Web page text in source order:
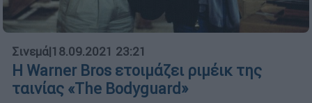
Σινεμά|18.09.2021 23:21
Η Warner Bros ετοιμάζει ριμέικ της
ταινίας «The Bodyguard»